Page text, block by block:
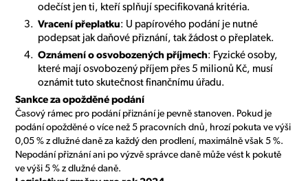
odečíst jen ti, kteří splňují specifikovaná kritéria.
Vracení přeplatku: U papírového podání je nutné
podepsat jak daňové přiznání, tak žádost o přeplatek.
Oznámení o osvobozených příjmech: Fyzické osoby,
které mají osvobozený příjem přes 5 milionů Kč, musí
oznámit tuto skutečnost finančnímu úřadu.
Sankce za opožděné podání
Časový rámec pro podání přiznání je pevně stanoven. Pokud je
podání opožděné o více než 5 pracovních dnů, hrozí pokuta ve výši
0,05 % z dlužné daně za každý den prodlení, maximálně však 5 %.
Nepodání přiznání ani po výzvě správce daně může vést k pokutě
ve výši 5 % z dlužné daně.